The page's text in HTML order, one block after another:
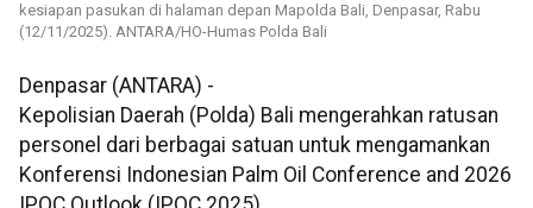
kesiapan pasukan di halaman depan Mapolda Bali, Denpasar, Rabu
(12/11/2025). ANTARA/HO-Humas Polda Bali
Denpasar (ANTARA) -
Kepolisian Daerah (Polda) Bali mengerahkan ratusan
personel dari berbagai satuan untuk mengamankan
Konferensi Indonesian Palm Oil Conference and 2026